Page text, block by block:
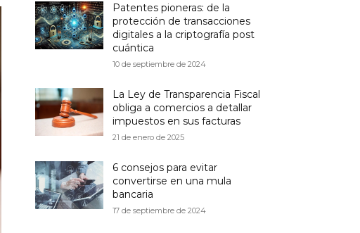
Patentes pioneras: de la
protección de transacciones
digitales a la criptografía post
cuántica
10 de septiembre de 2024
La Ley de Transparencia Fiscal
obliga a comercios a detallar
impuestos en sus facturas
21 de enero de 2025
6 consejos para evitar
convertirse en una mula
bancaria
17 de septiembre de 2024